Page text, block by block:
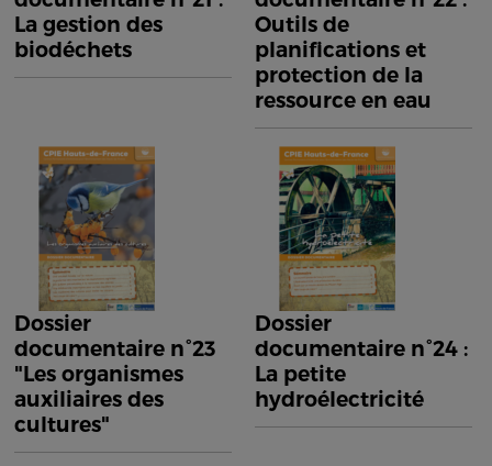
La gestion des
biodéchets
Outils de
planifications et
protection de la
ressource en eau
Dossier
documentaire n°23
"Les organismes
auxiliaires des
cultures"
Dossier
documentaire n°24 :
La petite
hydroélectricité